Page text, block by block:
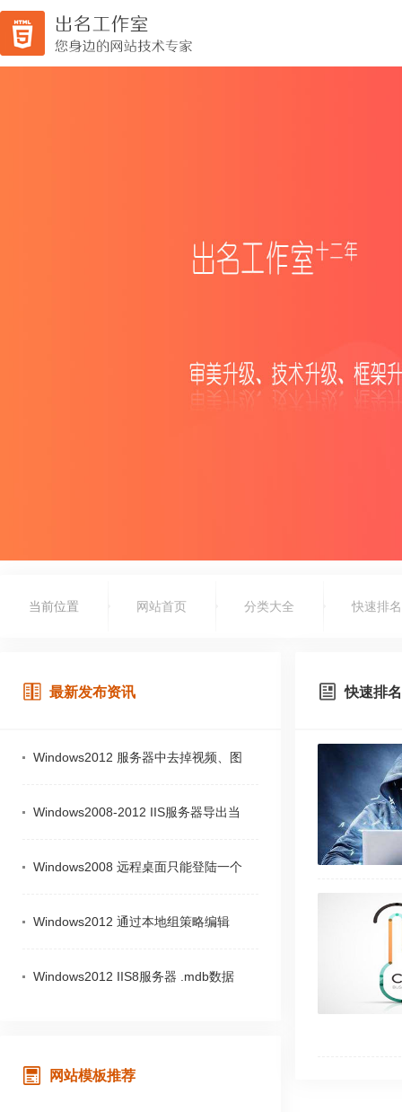
当前位置 网站首页 分类大全 快速排名
最新发布资讯
Windows2012 服务器中去掉视频、图
Windows2008-2012 IIS服务器导出当
Windows2008 远程桌面只能登陆一个
Windows2012 通过本地组策略编辑
Windows2012 IIS8服务器 .mdb数据
网站模板推荐
快速排